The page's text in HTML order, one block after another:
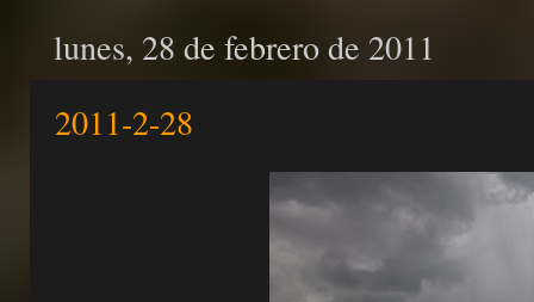
lunes, 28 de febrero de 2011
2011-2-28